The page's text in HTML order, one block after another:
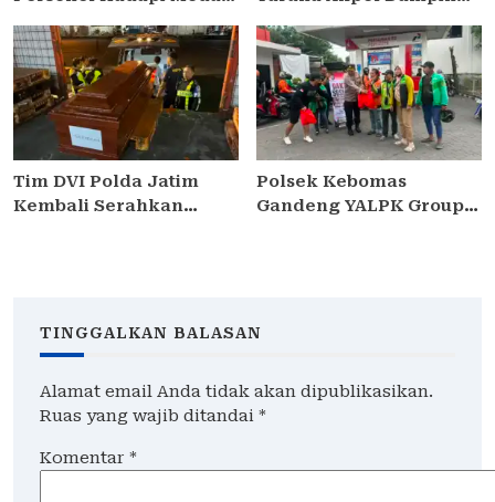
Kian Kompleks
Rakyat Bersama Taruna
Akademi TNI
Tim DVI Polda Jatim
Kembali Serahkan
Polsek Kebomas
Gandeng YALPK Group
TINGGALKAN BALASAN
Alamat email Anda tidak akan dipublikasikan.
Ruas yang wajib ditandai *
Komentar *